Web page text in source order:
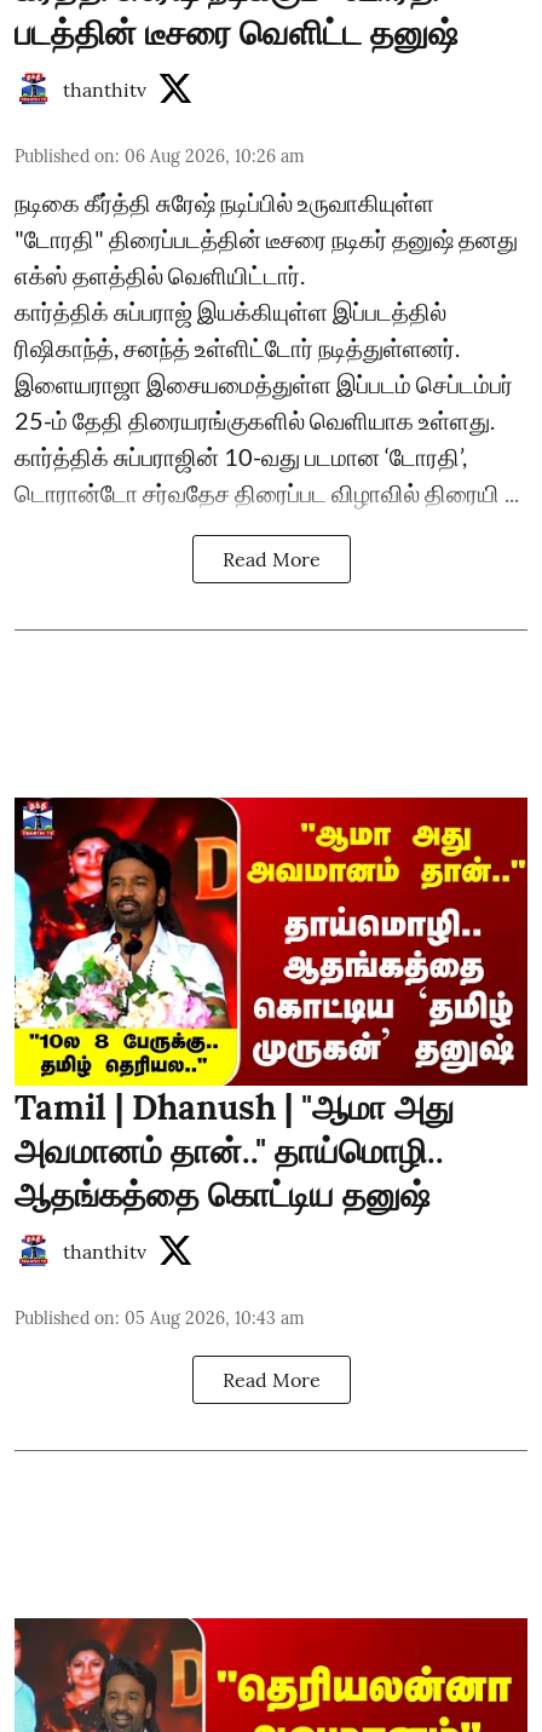
படத்தின் டீசரை வெளிட்ட தனுஷ்
thanthitv
Published on: 06 Aug 2026, 10:26 am
நடிகை கீர்த்தி சுரேஷ் நடிப்பில் உருவாகியுள்ள
"டோரதி" திரைப்படத்தின் டீசரை நடிகர் தனுஷ் தனது
எக்ஸ் தளத்தில் வெளியிட்டார்.
கார்த்திக் சுப்பராஜ் இயக்கியுள்ள இப்படத்தில்
ரிஷிகாந்த், சனந்த் உள்ளிட்டோர் நடித்துள்ளனர்.
இளையராஜா இசையமைத்துள்ள இப்படம் செப்டம்பர்
25-ம் தேதி திரையரங்குகளில் வெளியாக உள்ளது.
கார்த்திக் சுப்பராஜின் 10-வது படமான ‘டோரதி’,
டொரான்டோ சர்வதேச திரைப்பட விழாவில் திரையி ...
Read More
Tamil | Dhanush | "ஆமா அது
அவமானம் தான்.." தாய்மொழி..
ஆதங்கத்தை கொட்டிய தனுஷ்
thanthitv
Published on: 05 Aug 2026, 10:43 am
Read More